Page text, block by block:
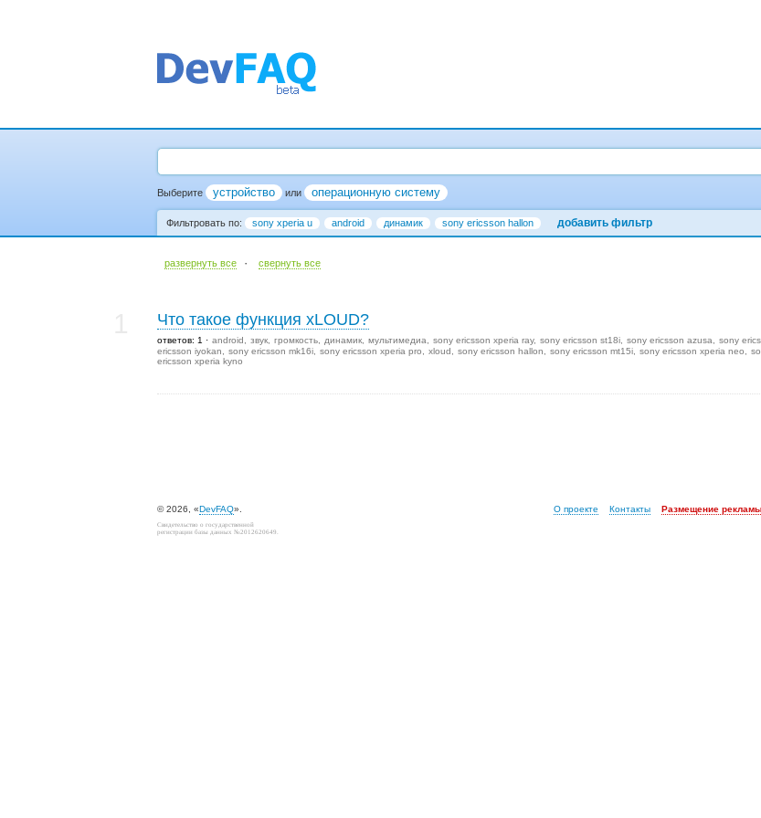
Выберите устройство или операционную систему
Фильтровать по: sony xperia u android динамик sony ericsson hallon добавить фильтр
развернуть все · cвернуть все
Что такое функция xLOUD?
ответов: 1 android звук громкость динамик мультимедиа sony ericsson xperia ray sony ericsson st18i sony ericsson azusa sony
ericsson iyokan
sony ericsson mk16i sony ericsson xperia pro xloud sony ericsson hallon sony ericsson mt15i sony ericsson xperia neo
ericsson xperia kyno
© 2026, «DevFAQ». О проекте Контакты Размещение рекламы
Свидетельство о государственной
регистрации базы данных №2012620649.